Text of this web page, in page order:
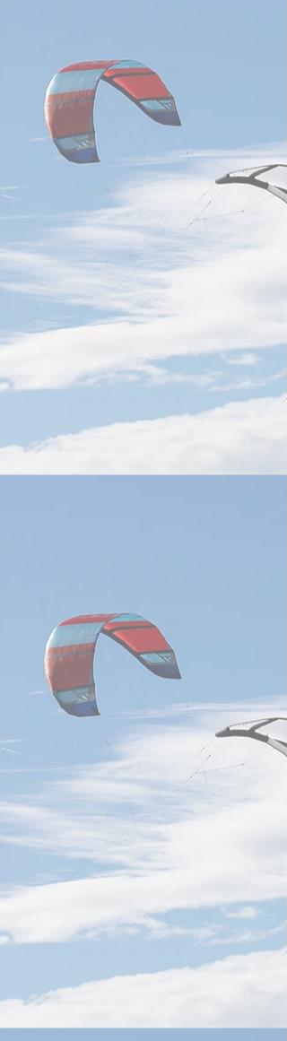
新しました。前年同月比
54.2％増で、AIサーバーを含
むクラウド・ネットワーク製
品が成長を牽引。第3四半期
もAIラック出荷の増加を見込
み、台湾のサーバー、電源、
液冷、高速通信部品など関連
供給網への需要継続を示す重
要な動きです